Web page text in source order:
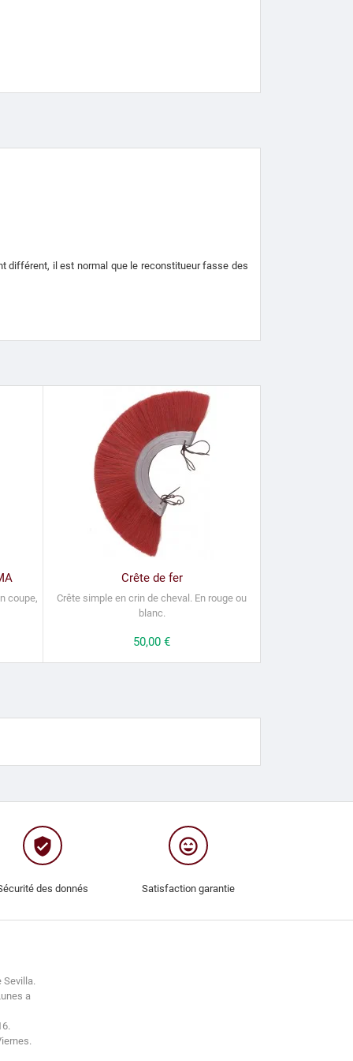
différent, il est normal que le reconstitueur fasse des
coupe,
Crête de fer
Crête simple en crin de cheval. En rouge ou
blanc.
Prix
50,00 €
verified_user
des donnés
sentiment_very_satisfied
Satisfaction garantie
Sevilla.
a